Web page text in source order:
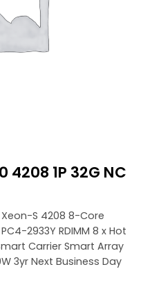
4208 1P 32G NC
Xeon-S 4208 8-Core
PC4-2933Y RDIMM 8 x Hot
Carrier Smart Array
3yr Next Business Day